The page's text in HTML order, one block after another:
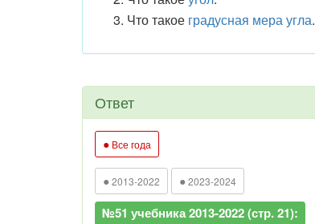
Что такое градусная мера угла.
Ответ
● Все года
● 2013-2022 ● 2023-2024
№51 учебника 2013-2022 (стр. 21):